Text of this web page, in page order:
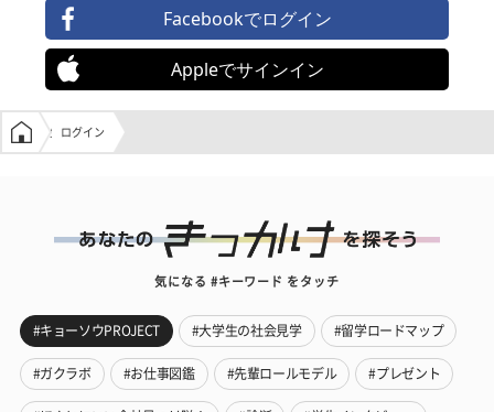
Facebookでログイン
Appleでサインイン
学生の窓口トップ
ログイン
気になる #キーワード をタッチ
#キョーソウPROJECT #大学生の社会見学 #留学ロードマップ
#ガクラボ #お仕事図鑑 #先輩ロールモデル #プレゼント